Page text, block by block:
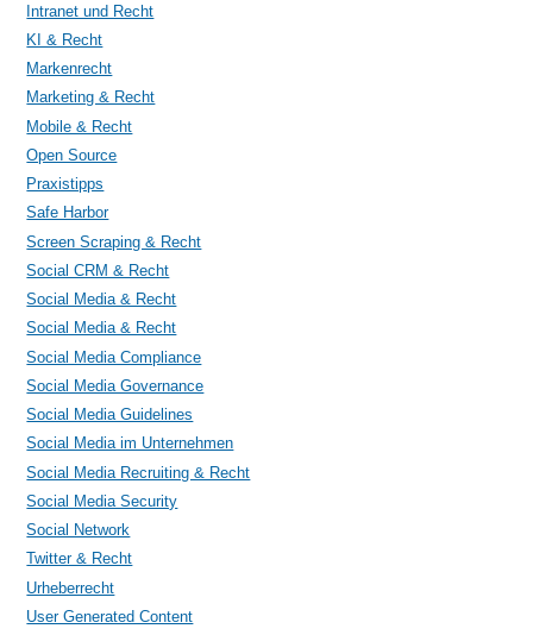
Intranet und Recht
KI & Recht
Markenrecht
Marketing & Recht
Mobile & Recht
Open Source
Praxistipps
Safe Harbor
Screen Scraping & Recht
Social CRM & Recht
Social Media & Recht
Social Media & Recht
Social Media Compliance
Social Media Governance
Social Media Guidelines
Social Media im Unternehmen
Social Media Recruiting & Recht
Social Media Security
Social Network
Twitter & Recht
Urheberrecht
User Generated Content